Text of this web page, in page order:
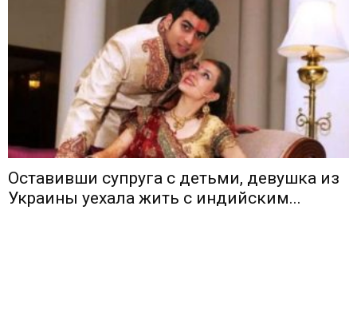
Оставивши супруга с детьми, девушка из
Украины уехала жить с индийским...